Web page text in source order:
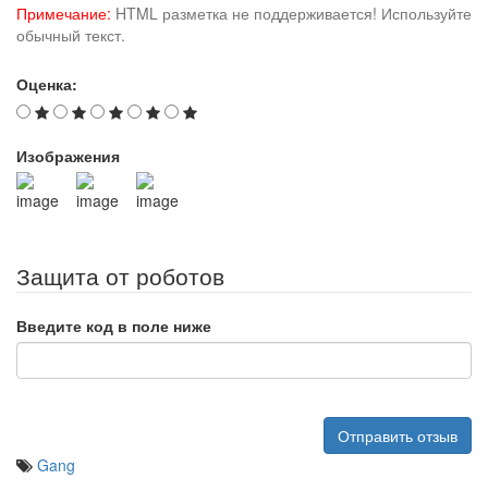
Примечание: HTML разметка не поддерживается! Используйте
обычный текст.
Оценка:
Изображения
Защита от роботов
Введите код в поле ниже
Отправить отзыв
Gang